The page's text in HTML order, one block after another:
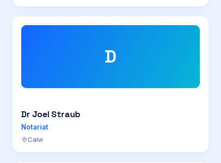
D
Dr Joel Straub
Notariat
Calw